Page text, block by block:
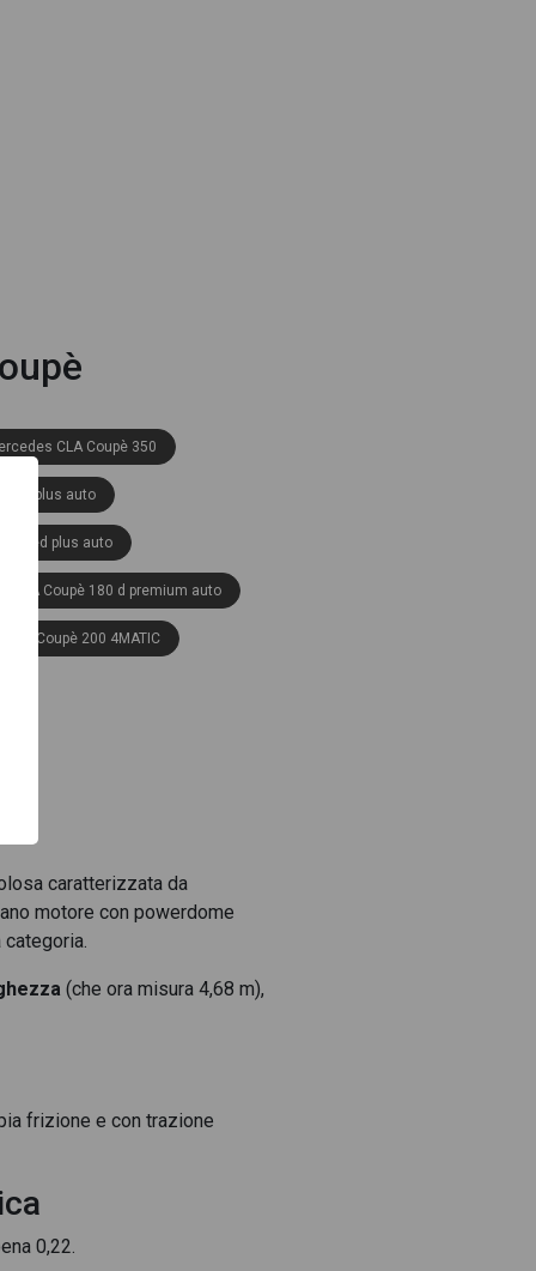
CLA Coupè 350
plus auto
plus auto
CLA Coupè 180 d premium auto
CLA Coupè 200 4MATIC
premium auto
Coupe'
Coupè 200 Premium auto
Coupè 250 + con tecnologia EQ
power) premium auto
advanced plus
CLA Coupè amg line advanced plus
caratterizzata da
motore con powerdome
(che ora misura 4,68 m),
frizione e con trazione
0,22.